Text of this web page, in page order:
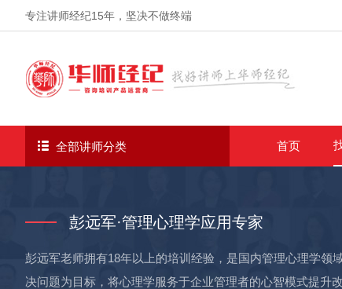
专注讲师经纪15年 ，坚决不做终端
全部讲师分类 首页
彭远军·管理心理学应用专家
彭远军老师拥有18年以上的培训经验，是国内管理心理学
决问题为目标，将心理学服务于企业管理者的心智模式提升